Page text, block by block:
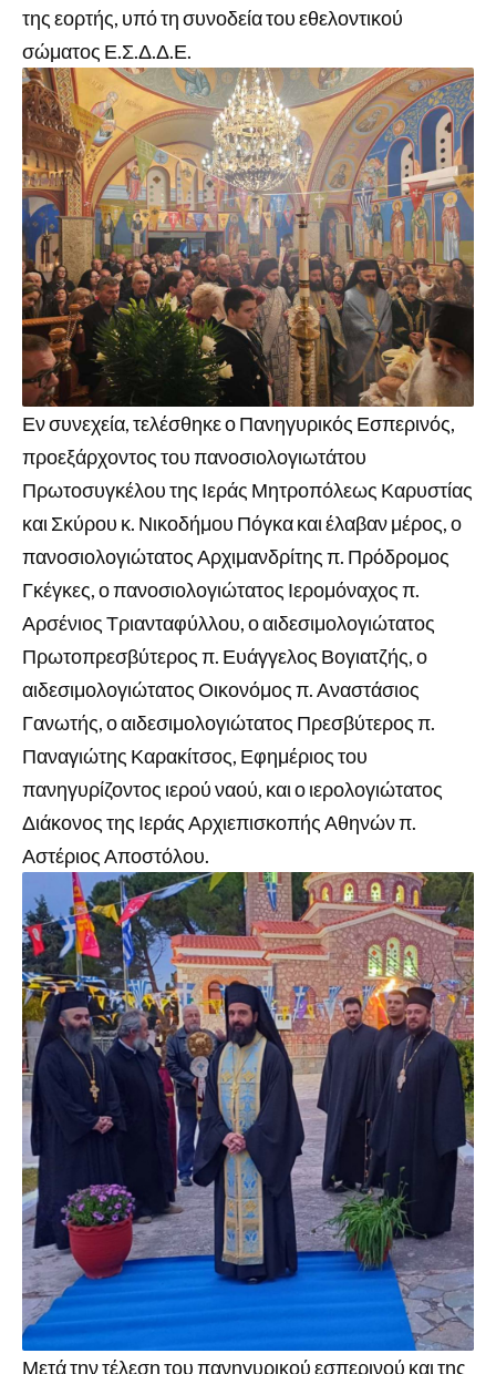
της εορτής, υπό τη συνοδεία του εθελοντικού
σώματος Ε.Σ.Δ.Δ.Ε.
Εν συνεχεία, τελέσθηκε ο Πανηγυρικός Εσπερινός,
προεξάρχοντος του πανοσιολογιωτάτου
Πρωτοσυγκέλου της Ιεράς Μητροπόλεως Καρυστίας
και Σκύρου κ. Νικοδήμου Πόγκα και έλαβαν μέρος, ο
πανοσιολογιώτατος Αρχιμανδρίτης π. Πρόδρομος
Γκέγκες, ο πανοσιολογιώτατος Ιερομόναχος π.
Αρσένιος Τριανταφύλλου, ο αιδεσιμολογιώτατος
Πρωτοπρεσβύτερος π. Ευάγγελος Βογιατζής, ο
αιδεσιμολογιώτατος Οικονόμος π. Αναστάσιος
Γανωτής, ο αιδεσιμολογιώτατος Πρεσβύτερος π.
Παναγιώτης Καρακίτσος, Εφημέριος του
πανηγυρίζοντος ιερού ναού, και ο ιερολογιώτατος
Διάκονος της Ιεράς Αρχιεπισκοπής Αθηνών π.
Αστέριος Αποστόλου.
Μετά την τέλεση του πανηγυρικού εσπερινού και της